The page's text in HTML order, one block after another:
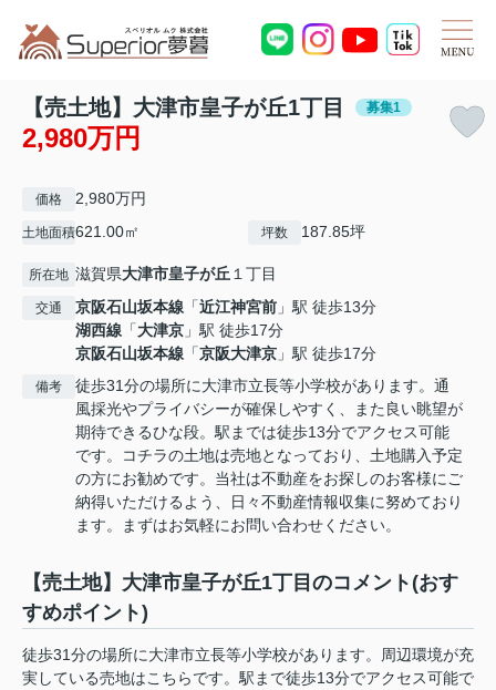
【売土地】大津市皇子が丘1丁目 募集1
2,980万円
価格 2,980万円
土地面積621.00㎡ 坪数 187.85坪
所在地 滋賀県大津市皇子が丘 １丁目
交通 京阪石山坂本線 「近江神宮前 」駅 徒歩13分
湖西線 「大津京 」駅 徒歩17分
京阪石山坂本線 「京阪大津京 」駅 徒歩17分
備考
徒歩31分の場所に大津市立長等小学校があります。通
風採光やプライバシーが確保しやすく、また良い眺望が
期待できるひな段。駅までは徒歩13分でアクセス可能
です。コチラの土地は売地となっており、土地購入予定
の方にお勧めです。当社は不動産をお探しのお客様にご
納得いただけるよう、日々不動産情報収集に努めており
ます。まずはお気軽にお問い合わせください。
【売土地】大津市皇子が丘1丁目のコメント(おす
すめポイント)
徒歩31分の場所に大津市立長等小学校があります。周辺環境が充
実している売地はこちらです。駅まで徒歩13分でアクセス可能で